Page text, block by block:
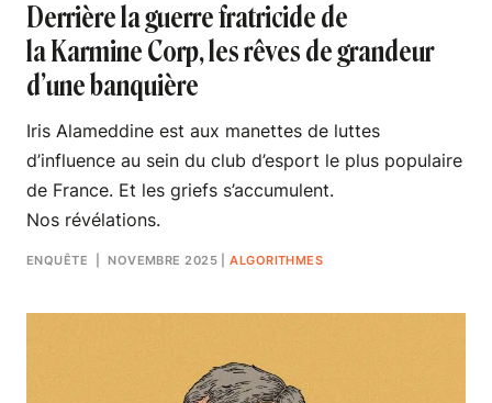
Derrière la guerre fratricide de
la Karmine Corp, les rêves de grandeur
d’une banquière
Iris Alameddine est aux manettes de luttes
d’influence au sein du club d’esport le plus populaire
de France. Et les griefs s’accumulent.
Nos révélations.
ENQUÊTE | NOVEMBRE 2025 |ALGORITHMES